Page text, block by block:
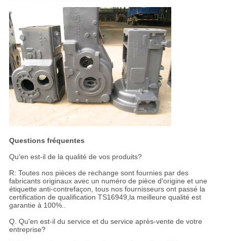
Questions fréquentes
Qu'en est-il de la qualité de vos produits?
R: Toutes nos pièces de rechange sont fournies par des
fabricants originaux avec un numéro de pièce d'origine et une
étiquette anti-contrefaçon, tous nos fournisseurs ont passé la
certification de qualification TS16949,la meilleure qualité est
garantie à 100%..
Q. Qu'en est-il du service et du service après-vente de votre
entreprise?